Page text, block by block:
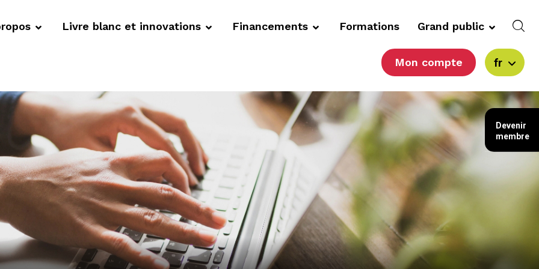
Livre blanc et innovations Financements Formations Grand public
Mon compte fr
Devenir
membre